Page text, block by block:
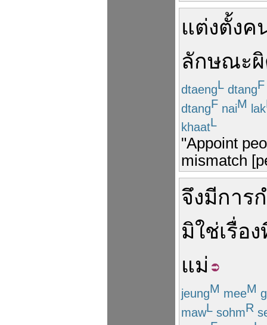
แต่งตั้งค
ลักษณะ
dtaengL dtangF
dtangF naiM lak
khaatL
"Appoint
mismatch
จึงมีการ
มิใช่เรื่อง
แม่
jeungM meeM
mawL sohmR